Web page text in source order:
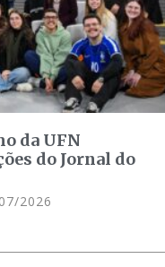
da UFN
do Jornal do
2026